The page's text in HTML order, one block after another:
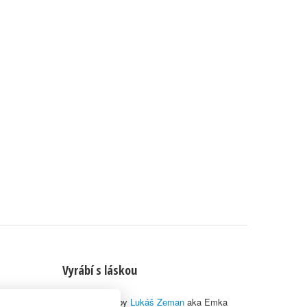
Vyrábí s láskou
© 2010–2026 by Lukáš Zeman aka Emka